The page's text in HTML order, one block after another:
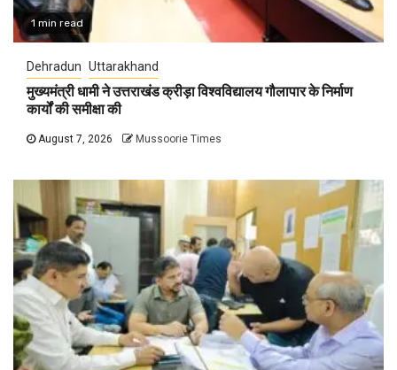
1 min read
Dehradun Uttarakhand
मुख्यमंत्री धामी ने उत्तराखंड क्रीड़ा विश्वविद्यालय गौलापार के निर्माण
कार्यों की समीक्षा की
August 7, 2026 Mussoorie Times